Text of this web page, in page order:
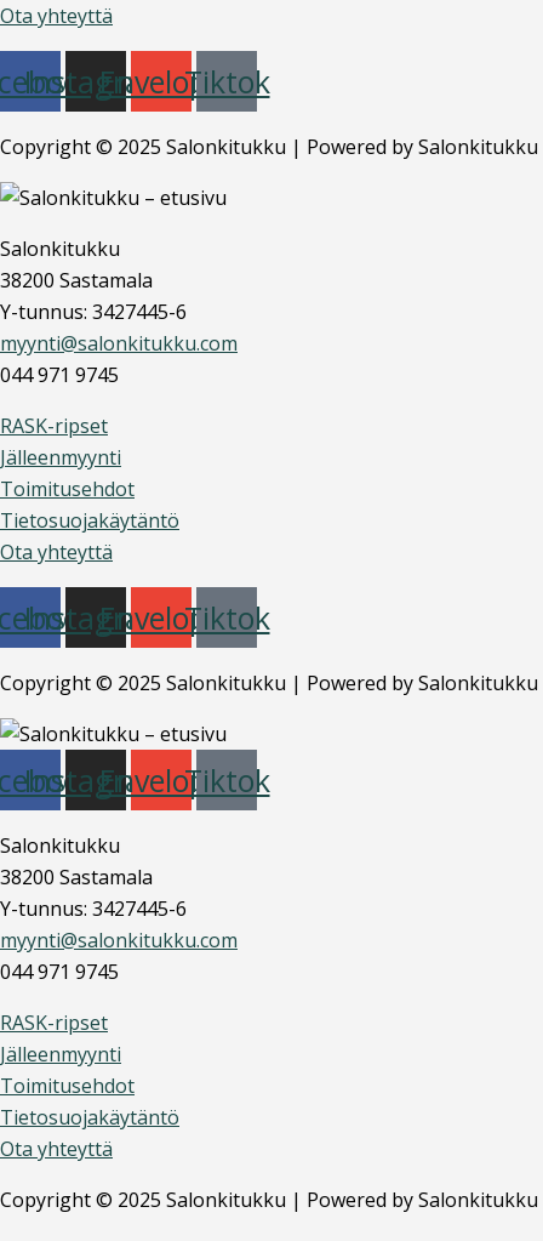
Ota yhteyttä
Instagram
EnvelopeTiktok
Copyright © 2025 Salonkitukku | Powered by Salonkitukku
Salonkitukku
38200 Sastamala
Y-tunnus: 3427445-6
myynti@salonkitukku.com
044 971 9745
RASK-ripset
Jälleenmyynti
Toimitusehdot
Tietosuojakäytäntö
Ota yhteyttä
Instagram
EnvelopeTiktok
Copyright © 2025 Salonkitukku | Powered by Salonkitukku
Instagram
EnvelopeTiktok
Salonkitukku
38200 Sastamala
Y-tunnus: 3427445-6
myynti@salonkitukku.com
044 971 9745
RASK-ripset
Jälleenmyynti
Toimitusehdot
Tietosuojakäytäntö
Ota yhteyttä
Copyright © 2025 Salonkitukku | Powered by Salonkitukku